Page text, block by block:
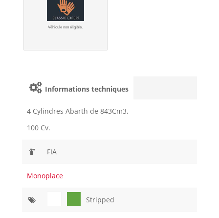
Véhicule non éligible.
Informations techniques
4 Cylindres Abarth de 843Cm3,
100 Cv.
FIA
Monoplace
Stripped